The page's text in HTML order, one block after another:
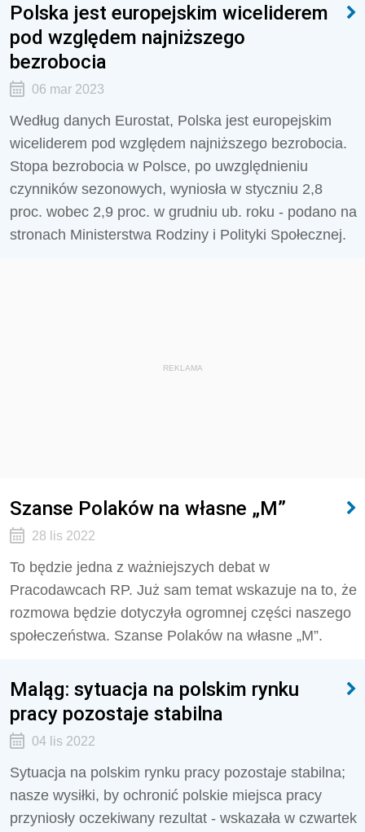
Polska jest europejskim wiceliderem
pod względem najniższego
bezrobocia
06 mar 2023
Według danych Eurostat, Polska jest europejskim
wiceliderem pod względem najniższego bezrobocia.
Stopa bezrobocia w Polsce, po uwzględnieniu
czynników sezonowych, wyniosła w styczniu 2,8
proc. wobec 2,9 proc. w grudniu ub. roku - podano na
stronach Ministerstwa Rodziny i Polityki Społecznej.
REKLAMA
Szanse Polaków na własne „M”
28 lis 2022
To będzie jedna z ważniejszych debat w
Pracodawcach RP. Już sam temat wskazuje na to, że
rozmowa będzie dotyczyła ogromnej części naszego
społeczeństwa. Szanse Polaków na własne „M”.
Maląg: sytuacja na polskim rynku
pracy pozostaje stabilna
04 lis 2022
Sytuacja na polskim rynku pracy pozostaje stabilna;
nasze wysiłki, by ochronić polskie miejsca pracy
przyniosły oczekiwany rezultat - wskazała w czwartek